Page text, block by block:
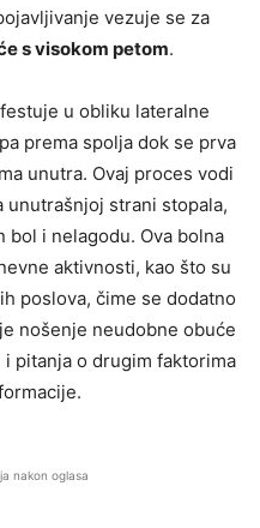
vezuje se za
s visokom petom.
u obliku lateralne
prema spolja dok se prva
unutra. Ovaj proces vodi
unutrašnjoj strani stopala,
bol i nelagodu. Ova bolna
aktivnosti, kao što su
poslova, čime se dodatno
nošenje neudobne obuće
pitanja o drugim faktorima
nakon oglasa